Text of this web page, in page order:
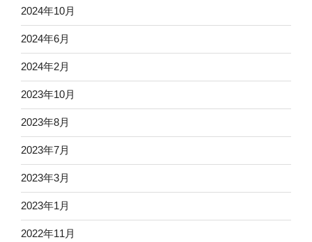
2024年10月
2024年6月
2024年2月
2023年10月
2023年8月
2023年7月
2023年3月
2023年1月
2022年11月